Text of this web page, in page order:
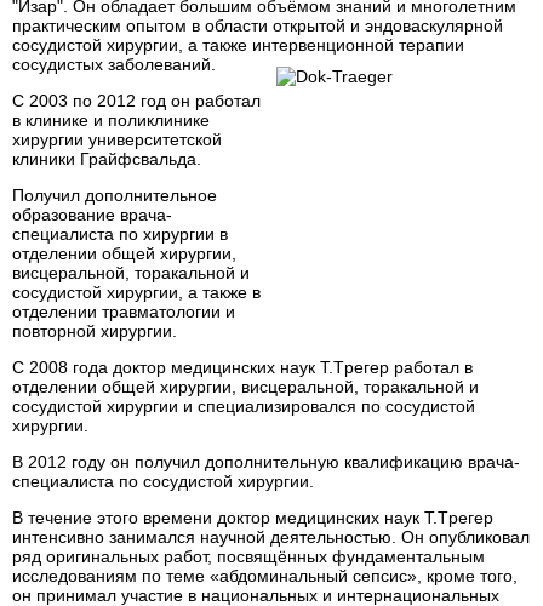
"Изар". Он обладает большим объёмом знаний и многолетним
практическим опытом в области открытой и эндоваскулярной
сосудистой хирургии, а также интервенционной терапии
сосудистых заболеваний.
С 2003 по 2012 год он работал
в клинике и поликлинике
хирургии университетской
клиники Грайфсвальда.
Получил дополнительное
образование врача-
специалиста по хирургии в
отделении общей хирургии,
висцеральной, торакальной и
сосудистой хирургии, а также в
отделении травматологии и
повторной хирургии.
С 2008 года доктор медицинских наук T.Tрегер работал в
отделении общей хирургии, висцеральной, торакальной и
сосудистой хирургии и специализировался по сосудистой
хирургии.
В 2012 году он получил дополнительную квалификацию врача-
специалиста по сосудистой хирургии.
В течение этого времени доктор медицинских наук T.Tрегер
интенсивно занимался научной деятельностью. Он опубликовал
ряд оригинальных работ, посвящённых фундаментальным
исследованиям по теме «абдоминальный сепсис», кроме того,
он принимал участие в национальных и интернациональных